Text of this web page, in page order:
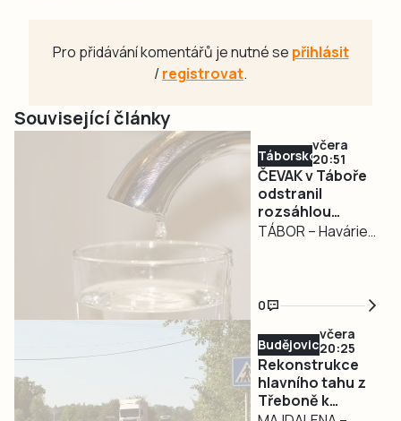
Pro přidávání komentářů je nutné se přihlásit
/registrovat.
Související články
Táborsko
včera
20:51
ČEVAK v Táboře
odstranil
rozsáhlou
havárii a v půl
TÁBOR – Havárie
odpoledne ocitla
bez vody zhruba
třetina města v
severní části
Tábora, je
vyřešena. Jak nyní
0
Budějovicko
včera
20:25
Rekonstrukce
hlavního tahu z
Třeboně k